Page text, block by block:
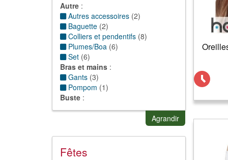
Autre :
Autres accessoires (2)
Baguette (2)
Colliers et pendentifs (8)
Plumes/Boa (6)
Set (6)
Bras et mains :
Gants (3)
Pompom (1)
Buste :
Ailes(4)
2)
Cape(1)
Chemise
Agrandir
Fêtes